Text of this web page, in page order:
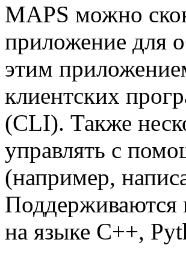
MAPS можно
приложение для
этим
клиентских
(CLI). Также
управлять с
(например,
Поддерживаются
на языке C++,